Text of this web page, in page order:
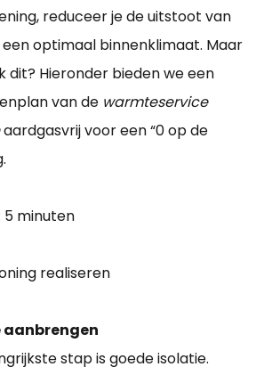
reduceer je de uitstoot van
een optimaal binnenklimaat. Maar
dit? Hieronder bieden we een
van de warmteservice
aardgasvrij voor een “0 op de
5 minuten
realiseren
stap is goede isolatie.